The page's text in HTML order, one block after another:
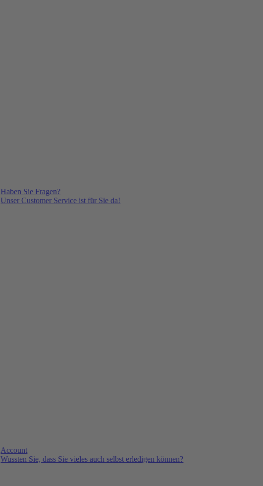
Haben Sie Fragen?
Unser Customer Service ist für Sie da!
Account
Wussten Sie, dass Sie vieles auch selbst erledigen können?